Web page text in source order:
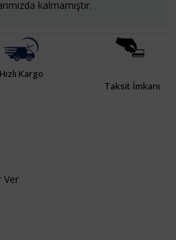
kalmamıştır.
Hızlı Kargo
Taksit İmkanı
Ver